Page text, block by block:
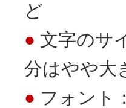
ど
文字のサ
分はやや大
フォント